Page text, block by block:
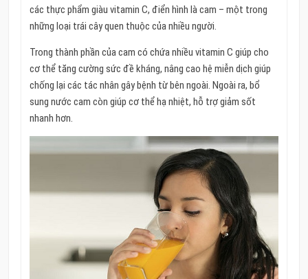
các thực phẩm giàu vitamin C, điển hình là cam – một trong
những loại trái cây quen thuộc của nhiều người.
Trong thành phần của cam có chứa nhiều vitamin C giúp cho
cơ thể tăng cường sức đề kháng, nâng cao hệ miễn dịch giúp
chống lại các tác nhân gây bệnh từ bên ngoài. Ngoài ra, bổ
sung nước cam còn giúp cơ thể hạ nhiệt, hỗ trợ giảm sốt
nhanh hơn.